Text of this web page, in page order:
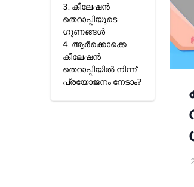
3. കീലേഷൻ
തെറാപ്പിയുടെ
ഗുണങ്ങൾ
4. ആർക്കൊക്കെ
കീലേഷൻ
തെറാപ്പിയിൽ നിന്ന്
പ്രയോജനം നേടാം?